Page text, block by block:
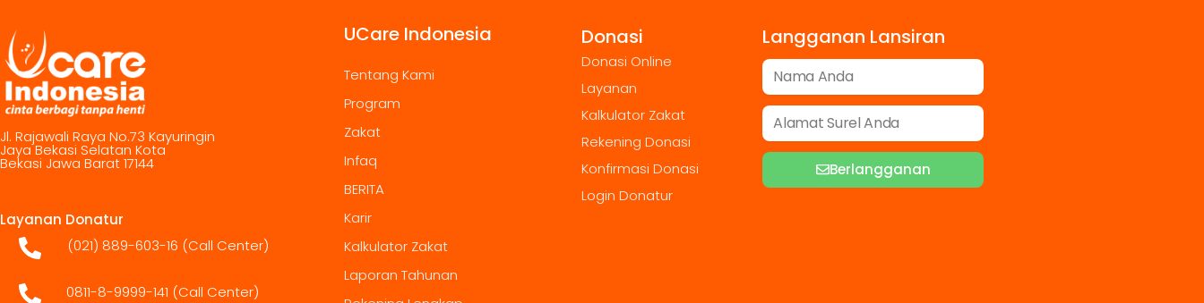
Jl. Rajawali Raya No.73 Kayuringin
Jaya Bekasi Selatan Kota
Bekasi Jawa Barat 17144
Layanan Donatur
(021) 889-603-16 (Call Center)
0811-8-9999-141 (Call Center)
UCare Indonesia
Tentang Kami
Program
Zakat
Infaq
BERITA
Karir
Kalkulator Zakat
Laporan Tahunan
Donasi
Donasi Online
Layanan
Kalkulator Zakat
Rekening Donasi
Konfirmasi Donasi
Login Donatur
Langganan Lansiran
Berlangganan